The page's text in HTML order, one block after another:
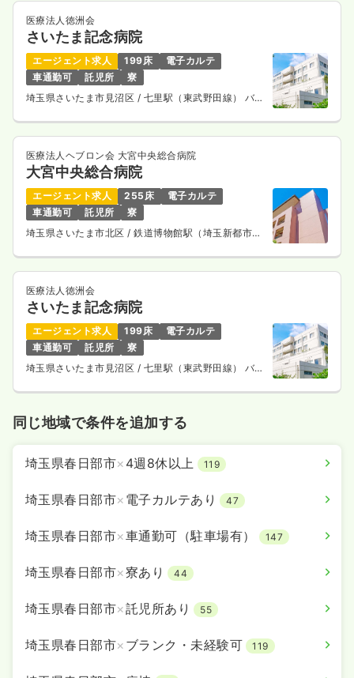
気になる
オペ室(手術室)正看護師 一般病院
日勤のみ（常勤） 一時募集休止
給与 24.3万円/月 賞与3.5ヶ月
※経験3年の例
時間
8:30～17:15
日祝休み
4週8休以上 オンコールあり
担当業務未経験可
ブランク可
第二新卒可
内視鏡正・准看護師 一般病院
日勤のみ（常勤） 一時募集休止
給与 25.1万円/月 賞与2.45ヶ月
時間 8:30～17:15
日祝休み
4週8休以上 オンコールあり
担当業務未経験可
ブランク可
第二新卒可 月給27万円以上可
気になる 詳細を見る
検診・健診保健師
日勤のみ（常勤）
※経験8年の例
医療法人徳洲会
さいたま記念病院
エージェント求人 199床
電子カルテ
車通勤可
託児所
寮
埼玉県さいたま市見沼区 / 七里駅（東武野田線） バス
医療法人ヘブロン会 大宮中央総合病院
大宮中央総合病院
エージェント求人 255床
電子カルテ
車通勤可
託児所
寮
埼玉県さいたま市北区/ 鉄道博物館駅（埼玉新都市交
医療法人徳洲会
さいたま記念病院
エージェント求人 199床
電子カルテ
車通勤可
託児所
寮
埼玉県さいたま市見沼区 / 七里駅（東武野田線） バス
同じ地域で条件を追加する
埼玉県春日部市× 4週8休以上 119
埼玉県春日部市× 電子カルテあり 47
埼玉県春日部市×車通勤可（駐車場有） 147
埼玉県春日部市×寮あり 44
埼玉県春日部市×託児所あり 55
埼玉県春日部市× ブランク・未経験可 119